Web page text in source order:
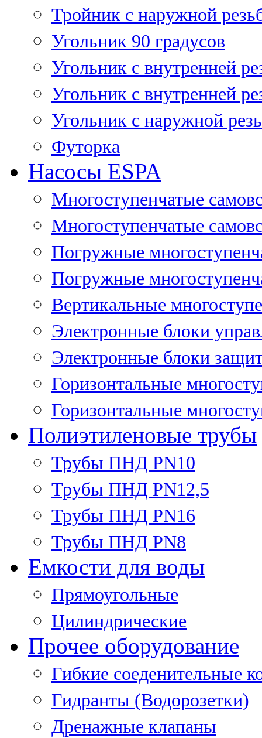
Тройник с наружной
Угольник 90 градусов
Угольник c внутренней
Угольник с внутренней
Угольник с наружной
Футорка
Насосы ESPA
Многоступенчатые
Многоступенчатые
Погружные
Погружные
Вертикальные
Электронные блоки
Электронные блоки
Горизонтальные
Горизонтальные
Полиэтиленовые трубы
Трубы ПНД PN10
Трубы ПНД PN12,5
Трубы ПНД PN16
Трубы ПНД PN8
Емкости для воды
Прямоугольные
Цилиндрические
Прочее оборудование
Гибкие соеденительные
Гидранты (Водорозетки)
Дренажные клапаны